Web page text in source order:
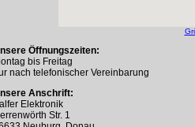
Öffnungszeiten:
bis Freitag
nach telefonischer Vereinbarung
Anschrift:
Elektronik
Str. 1